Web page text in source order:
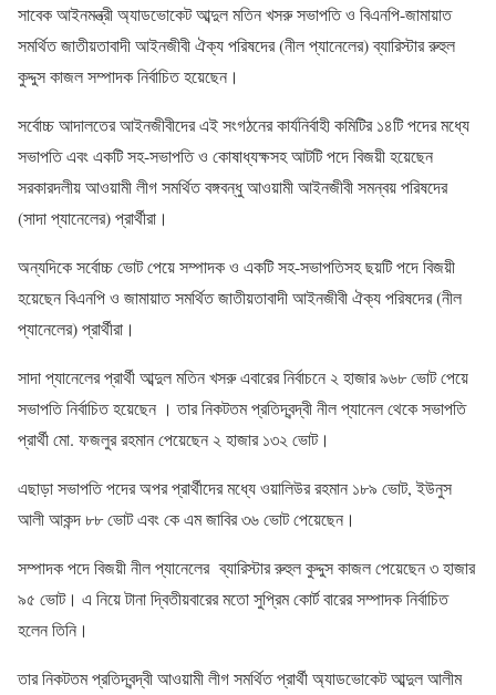
সাবেক আইনমন্ত্রী অ্যাডভোকেট আব্দুল মতিন খসরু সভাপতি ও বিএনপি-জামায়াত
সমর্থিত জাতীয়তাবাদী আইনজীবী ঐক্য পরিষদের (নীল প্যানেলের) ব্যারিস্টার রুহুল
কুদ্দুস কাজল সম্পাদক নির্বাচিত হয়েছেন।
সর্বোচ্চ আদালতের আইনজীবীদের এই সংগঠনের কার্যনির্বাহী কমিটির ১৪টি পদের মধ্যে
সভাপতি এবং একটি সহ-সভাপতি ও কোষাধ্যক্ষসহ আটটি পদে বিজয়ী হয়েছেন
সরকারদলীয় আওয়ামী লীগ সমর্থিত বঙ্গবন্ধু আওয়ামী আইনজীবী সমন্বয় পরিষদের
(সাদা প্যানেলের) প্রার্থীরা।
অন্যদিকে সর্বোচ্চ ভোট পেয়ে সম্পাদক ও একটি সহ-সভাপতিসহ ছয়টি পদে বিজয়ী
হয়েছেন বিএনপি ও জামায়াত সমর্থিত জাতীয়তাবাদী আইনজীবী ঐক্য পরিষদের (নীল
প্যানেলের) প্রার্থীরা।
সাদা প্যানেলের প্রার্থী আব্দুল মতিন খসরু এবারের নির্বাচনে ২ হাজার ৯৬৮ ভোট পেয়ে
সভাপতি নির্বাচিত হয়েছেন । তার নিকটতম প্রতিদ্বন্দ্বী নীল প্যানেল থেকে সভাপতি
প্রার্থী মো. ফজলুর রহমান পেয়েছেন ২ হাজার ১৩২ ভোট।
এছাড়া সভাপতি পদের অপর প্রার্থীদের মধ্যে ওয়ালিউর রহমান ১৮৯ ভোট, ইউনুস
আলী আকন্দ ৮৮ ভোট এবং কে এম জাবির ৩৬ ভোট পেয়েছেন।
সম্পাদক পদে বিজয়ী নীল প্যানেলের ব্যারিস্টার রুহুল কুদ্দুস কাজল পেয়েছেন ৩ হাজার
৯৫ ভোট। এ নিয়ে টানা দ্বিতীয়বারের মতো সুপ্রিম কোর্ট বারের সম্পাদক নির্বাচিত
হলেন তিনি।
তার নিকটতম প্রতিদ্বন্দ্বী আওয়ামী লীগ সমর্থিত প্রার্থী অ্যাডভোকেট আব্দুল আলীম